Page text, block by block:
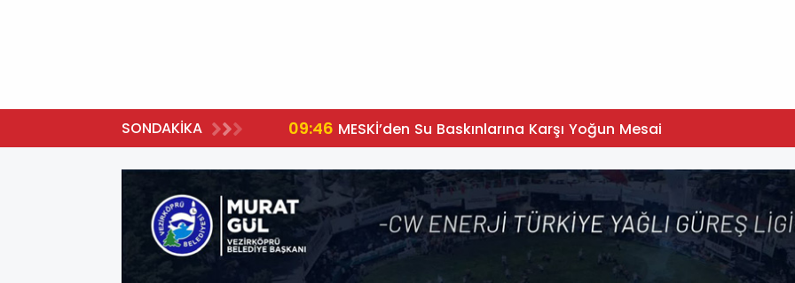
SONDAKİKA 09:46 MESKİ’den Su Baskınlarına Karşı Yoğun Mesai